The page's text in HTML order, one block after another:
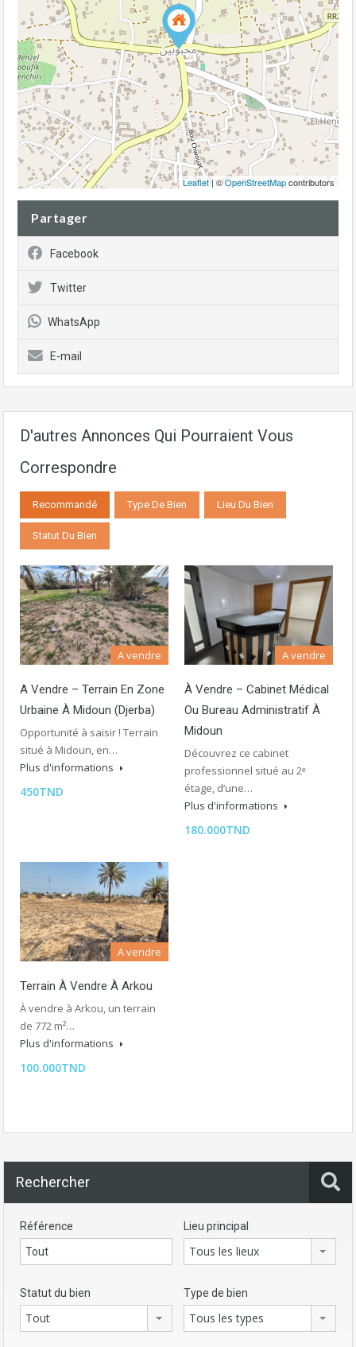
Leaflet| ©OpenStreetMapcontributors
Partager
Facebook
Twitter
WhatsApp
E-mail
D'autres Annonces Qui Pourraient Vous
Correspondre
Recommandé Type De Bien Lieu Du Bien
Statut Du Bien
A vendre
A Vendre – Terrain En Zone
Urbaine À Midoun (Djerba)
Opportunité à saisir ! Terrain
situé à Midoun, en…
Plus d'informations
450TND
A vendre
À Vendre – Cabinet Médical
Ou Bureau Administratif À
Midoun
Découvrez ce cabinet
professionnel situé au 2ᵉ
étage, d’une…
Plus d'informations
180.000TND
A vendre
Terrain À Vendre À Arkou
À vendre à Arkou, un terrain
de 772 m²…
Plus d'informations
100.000TND
Rechercher
Référence Lieu principal
Tous les lieux
Statut du bien
Tout
Type de bien
Tous les types